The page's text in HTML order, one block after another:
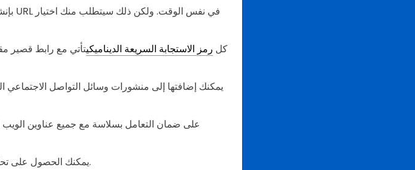
كل رمز الاستجابة السريعة الديناميكيتأتي مع رابط قصير
يمكنك إضافتها إلى منشورات وسائل التواصل الاجتماعي
يمكنك الحصول على تحكم كامل في كيفية تنظيم، تحرير، ومراجعة روابط عملك.